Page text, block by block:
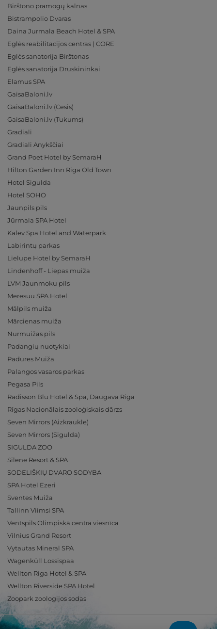
Birštono pramogų kalnas
Bistrampolio Dvaras
Daina Jurmala Beach Hotel & SPA
Eglės reabilitacijos centras | CORE
Eglės sanatorija Birštonas
Eglės sanatorija Druskininkai
Elamus SPA
GaisaBaloni.lv
GaisaBaloni.lv (Cēsis)
GaisaBaloni.lv (Tukums)
Gradiali
Gradiali Anykščiai
Grand Poet Hotel by SemaraH
Hilton Garden Inn Riga Old Town
Hotel Sigulda
Hotel SOHO
Jaunpils pils
Jūrmala SPA Hotel
Kalev Spa Hotel and Waterpark
Labirintų parkas
Lielupe Hotel by SemaraH
Lindenhoff - Liepas muiža
LVM Jaunmoku pils
Meresuu SPA Hotel
Mālpils muiža
Mārcienas muiža
Nurmuižas pils
Padangių nuotykiai
Padures Muiža
Palangos vasaros parkas
Pegasa Pils
Radisson Blu Hotel & Spa, Daugava Riga
Rīgas Nacionālais zooloģiskais dārzs
Seven Mirrors (Aizkraukle)
Seven Mirrors (Sigulda)
SIGULDA ZOO
Silene Resort & SPA
SODELIŠKIŲ DVARO SODYBA
SPA Hotel Ezeri
Sventes Muiža
Tallinn Viimsi SPA
Ventspils Olimpiskā centra viesnīca
Vilnius Grand Resort
Vytautas Mineral SPA
Wagenküll Lossispaa
Wellton Riga Hotel & SPA
Wellton Riverside SPA Hotel
Zoopark zoologijos sodas